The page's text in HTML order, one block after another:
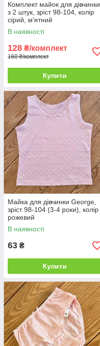
Комплект майок для дівчинки
з 2 штук, зріст 98-104, колір
сірий, м'ятний
В наявності
128 ₴/комплект
160 ₴/комплект
Купити
Майка для дівчинки George,
зріст 98-104 (3-4 роки), колір
рожевий
В наявності
63 ₴
Купити